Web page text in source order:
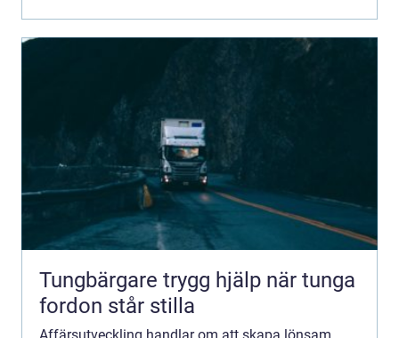
Tungbärgare trygg hjälp när tunga
fordon står stilla
Affärsutveckling handlar om att skapa lönsam